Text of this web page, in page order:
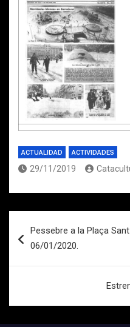
ACTUALIDAD ACTIVIDADES
29/11/2019
de
Pessebre a la Plaça
06/01/2020.